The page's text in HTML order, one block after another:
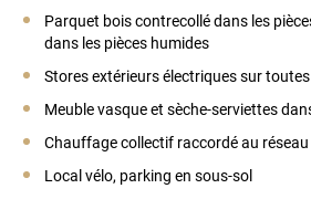
Parquet bois contrecollé dans les
dans les pièces humides
Stores extérieurs électriques sur
Meuble vasque et sèche-serviettes
Chauffage collectif raccordé au
Local vélo, parking en sous-sol